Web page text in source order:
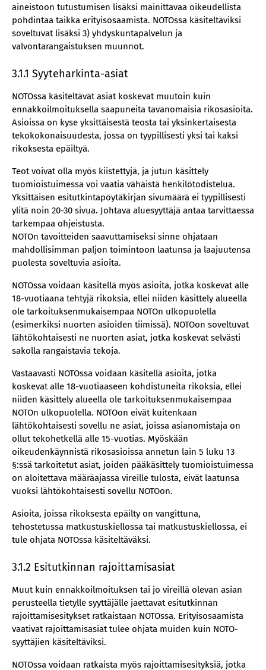
aineistoon tutustumisen lisäksi mainittavaa oikeudellista
pohdintaa taikka erityisosaamista. NOTOssa käsiteltäviksi
soveltuvat lisäksi 3) yhdyskuntapalvelun ja
valvontarangaistuksen muunnot.
3.1.1 Syyteharkinta-asiat
NOTOssa käsiteltävät asiat koskevat muutoin kuin
ennakkoilmoituksella saapuneita tavanomaisia rikosasioita.
Asioissa on kyse yksittäisestä teosta tai yksinkertaisesta
tekokokonaisuudesta, jossa on tyypillisesti yksi tai kaksi
rikoksesta epäiltyä.
Teot voivat olla myös kiistettyjä, ja jutun käsittely
tuomioistuimessa voi vaatia vähäistä henkilötodistelua.
Yksittäisen esitutkintapöytäkirjan sivumäärä ei tyypillisesti
ylitä noin 20-30 sivua. Johtava aluesyyttäjä antaa tarvittaessa
tarkempaa ohjeistusta.
NOTOn tavoitteiden saavuttamiseksi sinne ohjataan
mahdollisimman paljon toimintoon laatunsa ja laajuutensa
puolesta soveltuvia asioita.
NOTOssa voidaan käsitellä myös asioita, jotka koskevat alle
18-vuotiaana tehtyjä rikoksia, ellei niiden käsittely alueella
ole tarkoituksenmukaisempaa NOTOn ulkopuolella
(esimerkiksi nuorten asioiden tiimissä). NOTOon soveltuvat
lähtökohtaisesti ne nuorten asiat, jotka koskevat selvästi
sakolla rangaistavia tekoja.
Vastaavasti NOTOssa voidaan käsitellä asioita, jotka
koskevat alle 18-vuotiaaseen kohdistuneita rikoksia, ellei
niiden käsittely alueella ole tarkoituksenmukaisempaa
NOTOn ulkopuolella. NOTOon eivät kuitenkaan
lähtökohtaisesti sovellu ne asiat, joissa asianomistaja on
ollut tekohetkellä alle 15-vuotias. Myöskään
oikeudenkäynnistä rikosasioissa annetun lain 5 luku 13
§:ssä tarkoitetut asiat, joiden pääkäsittely tuomioistuimessa
on aloitettava määräajassa vireille tulosta, eivät laatunsa
vuoksi lähtökohtaisesti sovellu NOTOon.
Asioita, joissa rikoksesta epäilty on vangittuna,
tehostetussa matkustuskiellossa tai matkustuskiellossa, ei
tule ohjata NOTOssa käsiteltäväksi.
3.1.2 Esitutkinnan rajoittamisasiat
Muut kuin ennakkoilmoituksen tai jo vireillä olevan asian
perusteella tietylle syyttäjälle jaettavat esitutkinnan
rajoittamisesitykset ratkaistaan NOTOssa. Erityisosaamista
vaativat rajoittamisasiat tulee ohjata muiden kuin NOTO-
syyttäjien käsiteltäviksi.
NOTOssa voidaan ratkaista myös rajoittamisesityksiä, jotka